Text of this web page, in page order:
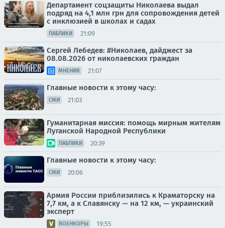
Департамент соцзащиты Николаева выдал
подряд на 4,1 млн грн для сопровождения детей
с инклюзией в школах и садах
ПАБЛИКИ 21:09
Сергей Лебедев: #Николаев, дайджест за
08.08.2026 от николаевских граждан
МНЕНИЯ 21:07
Главные новости к этому часу:
СМИ 21:03
Гуманитарная миссия: помощь мирным жителям
Луганской Народной Республики
ПАБЛИКИ 20:39
Главные новости к этому часу:
СМИ 20:06
Армия России приблизились к Краматорску на
7,7 км, а к Славянску — на 12 км, — украинский
эксперт
ВОЕНКОРЫ 19:55